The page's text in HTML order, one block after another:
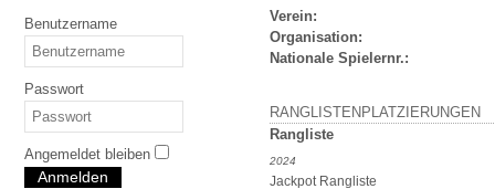
Benutzername
Passwort
Angemeldet bleiben
Anmelden
Verein:
Organisation:
Nationale Spielernr.:
RANGLISTENPLATZIERUNGEN
Rangliste
2024
Jackpot Rangliste